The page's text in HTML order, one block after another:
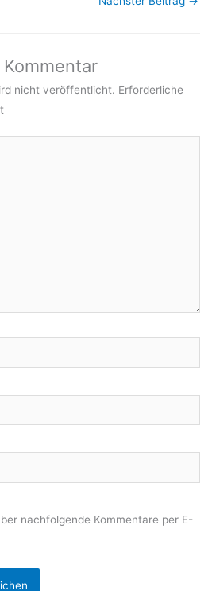
nicht veröffentlicht. Erforderliche
nachfolgende Kommentare per E-